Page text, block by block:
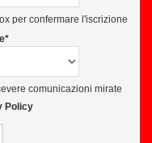
per confermare l'iscrizione
comunicazioni mirate
Policy